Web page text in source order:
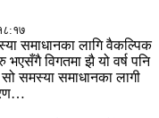
समाधानका लागि वैकल्पिक
भएसँगै विगतमा झै यो वर्ष पनि
समस्या समाधानका लागी